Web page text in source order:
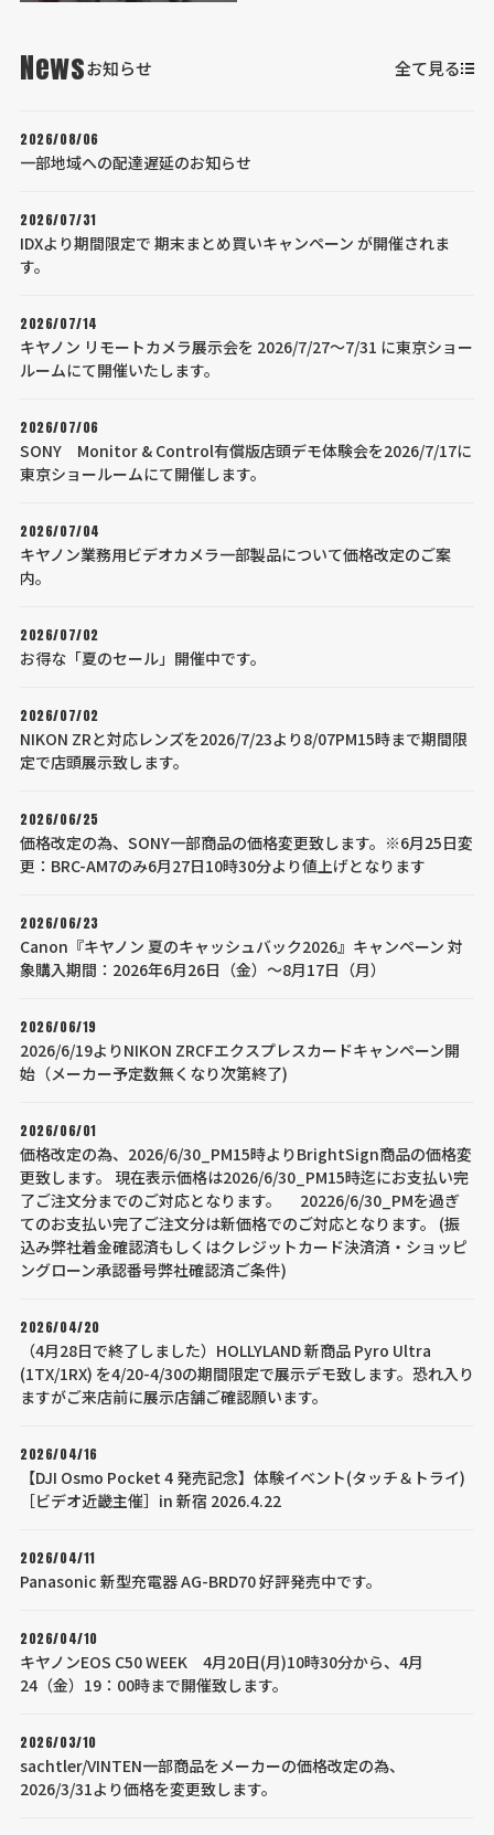
Newsお知らせ 全て見る
2026/08/06
一部地域への配達遅延のお知らせ
2026/07/31
IDXより期間限定で 期末まとめ買いキャンペーン が開催されま
す。
2026/07/14
キヤノン リモートカメラ展示会を 2026/7/27～7/31 に東京ショー
ルームにて開催いたします。
2026/07/06
SONY Monitor & Control有償版店頭デモ体験会を2026/7/17に
東京ショールームにて開催します。
2026/07/04
キヤノン業務用ビデオカメラ一部製品について価格改定のご案
内。
2026/07/02
お得な「夏のセール」開催中です。
2026/07/02
NIKON ZRと対応レンズを2026/7/23より8/07PM15時まで期間限
定で店頭展示致します。
2026/06/25
価格改定の為、SONY一部商品の価格変更致します。※6月25日変
更：BRC-AM7のみ6月27日10時30分より値上げとなります
2026/06/23
Canon『キヤノン 夏のキャッシュバック2026』キャンペーン 対
象購入期間：2026年6月26日（金）～8月17日（月）
2026/06/19
2026/6/19よりNIKON ZRCFエクスプレスカードキャンペーン開
始（メーカー予定数無くなり次第終了)
2026/06/01
価格改定の為、2026/6/30_PM15時よりBrightSign商品の価格変
更致します。 現在表示価格は2026/6/30_PM15時迄にお支払い完
了ご注文分までのご対応となります。 20226/6/30_PMを過ぎ
てのお支払い完了ご注文分は新価格でのご対応となります。 (振
込み弊社着金確認済もしくはクレジットカード決済済・ショッピ
ングローン承認番号弊社確認済ご条件)
2026/04/20
（4月28日で終了しました）HOLLYLAND 新商品 Pyro Ultra
(1TX/1RX) を4/20-4/30の期間限定で展示デモ致します。恐れ入り
ますがご来店前に展示店舗ご確認願います。
2026/04/16
【DJI Osmo Pocket 4 発売記念】体験イベント(タッチ＆トライ)
［ビデオ近畿主催］in 新宿 2026.4.22
2026/04/11
Panasonic 新型充電器 AG-BRD70 好評発売中です。
2026/04/10
キヤノンEOS C50 WEEK 4月20日(月)10時30分から、4月
24（金）19：00時まで開催致します。
2026/03/10
sachtler/VINTEN一部商品をメーカーの価格改定の為、
2026/3/31より価格を変更致します。